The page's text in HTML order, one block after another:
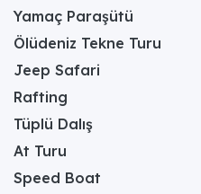
Yamaç Paraşütü
Ölüdeniz Tekne Turu
Jeep Safari
Rafting
Tüplü Dalış
At Turu
Speed Boat